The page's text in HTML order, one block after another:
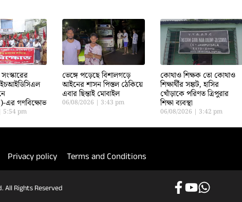
এর গণবিক্ষোভ
5:54 pm
ভেঙ্গে পড়েছে বিশালগড়ে
আইনের শাসন পিস্তল ঠেকিয়ে
এবার ছিন্তাই মোবাইল
06/08/2026 3:43 pm
কোথাও শিক্ষক তো কোথাও
শিক্ষার্থীর সঙ্কট, হাসির
খোঁড়াকে পরিণত ত্রিপুরার
শিক্ষা ব্যবস্থা
06/08/2026 3:42 pm
Privacy policy Terms and Conditions
Rights Reserved